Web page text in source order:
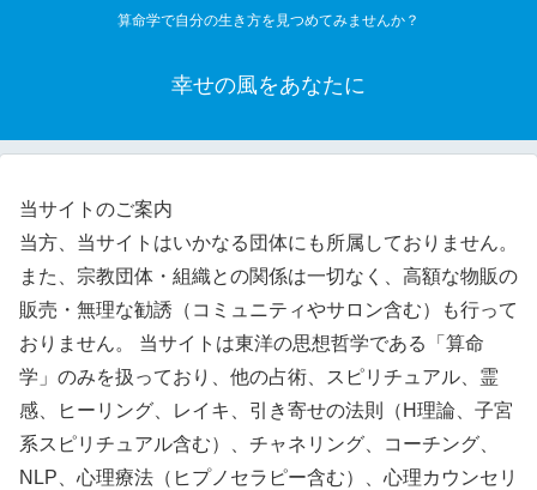
算命学で自分の生き方を見つめてみませんか？
幸せの風をあなたに
当サイトのご案内
当方、当サイトはいかなる団体にも所属しておりません。
また、宗教団体・組織との関係は一切なく、高額な物販の
販売・無理な勧誘（コミュニティやサロン含む）も行って
おりません。 当サイトは東洋の思想哲学である「算命
学」のみを扱っており、他の占術、スピリチュアル、霊
感、ヒーリング、レイキ、引き寄せの法則（H理論、子宮
系スピリチュアル含む）、チャネリング、コーチング、
NLP、心理療法（ヒプノセラピー含む）、心理カウンセリ